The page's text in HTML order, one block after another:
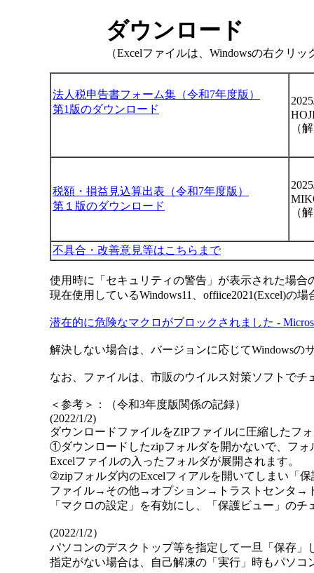
ダウンロード
（Excelファイルは、Windowsの右クリ
法人税申告書フォーム集（令和7年度版）
第1版のダウンロード
（
税額・損益見込算出表（令和7年度版）
第１版のダウンロード
（
不具合・改善意見等はこちらまで
使用時に「セキュリティの警告」が表示された場
現在使用しているWindows11、offiice2021(Excel)の
潜在的に危険なマクロがブロックされました -
解決しない場合は、バージョンに応じてWindowsの
なお、ファイルは、市販のウイルス対策ソフトで
＜参考＞：（令和3年度版関係の記録）
(2022/1/2)
ダウンロードファイルをZIPファイルに圧縮したフ
①ダウンロードしたzipフォルダを開かないで、フ
Excelファイルの入ったフォルダが展開されます。
②zipフォルダ内のExcelフィアルを開いてしまい「
ファイル→その他→オプション→トラストセンタ→
「マクロの設定」を有効にし、「保護ビュー」の
(2022/1/2）
パソコンのデスクトップ等を指定して一旦「保存」
指定がない場合は、自己解凍の「実行」時もパソ